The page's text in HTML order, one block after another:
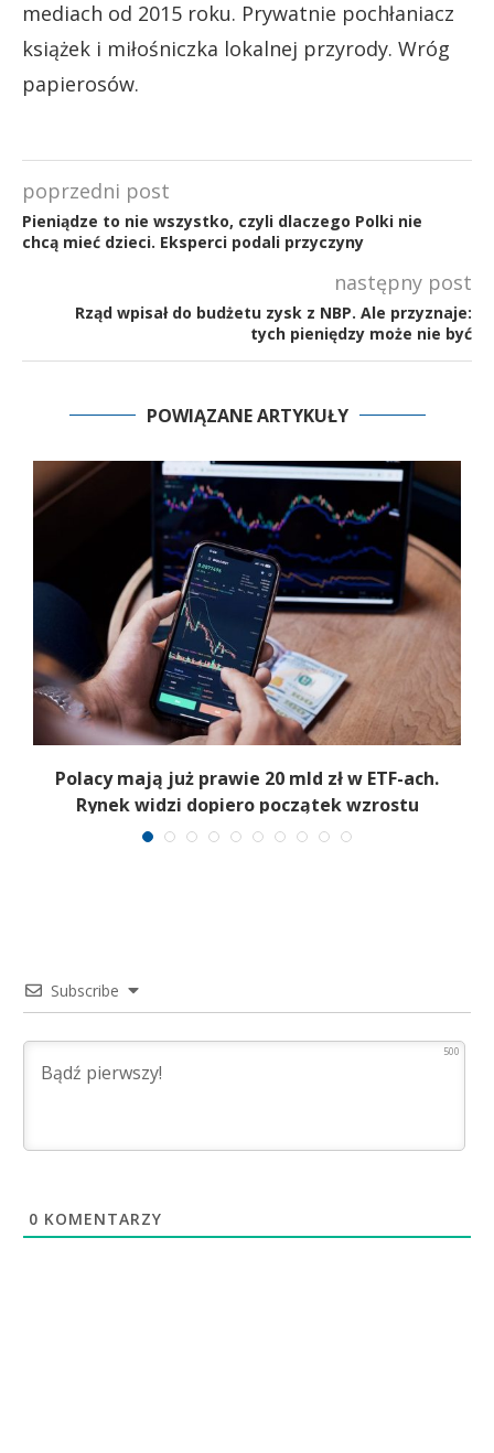
mediach od 2015 roku. Prywatnie pochłaniacz
książek i miłośniczka lokalnej przyrody. Wróg
papierosów.
poprzedni post
Pieniądze to nie wszystko, czyli dlaczego Polki nie
chcą mieć dzieci. Eksperci podali przyczyny
następny post
Rząd wpisał do budżetu zysk z NBP. Ale przyznaje:
tych pieniędzy może nie być
POWIĄZANE ARTYKUŁY
Polacy mają już prawie 20 mld zł w ETF-ach.
Rynek widzi dopiero początek wzrostu
Subscribe
500
0 KOMENTARZY